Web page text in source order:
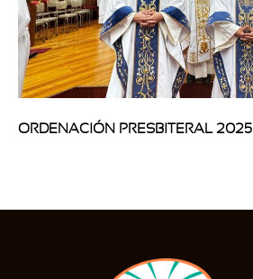
ORDENACIÓN PRESBITERAL 2025